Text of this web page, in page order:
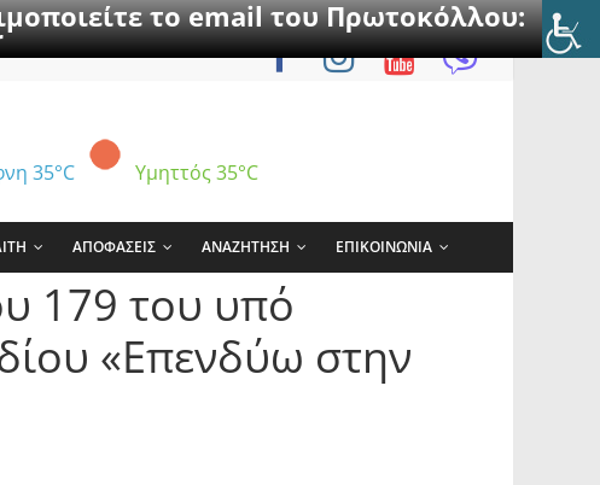
το email του Πρωτοκόλλου:
35°C Υμηττός 35°C
ΑΠΟΦΑΣΕΙΣ ΑΝΑΖΗΤΗΣΗ ΕΠΙΚΟΙΝΩΝΙΑ
179 του υπό
«Επενδύω στην